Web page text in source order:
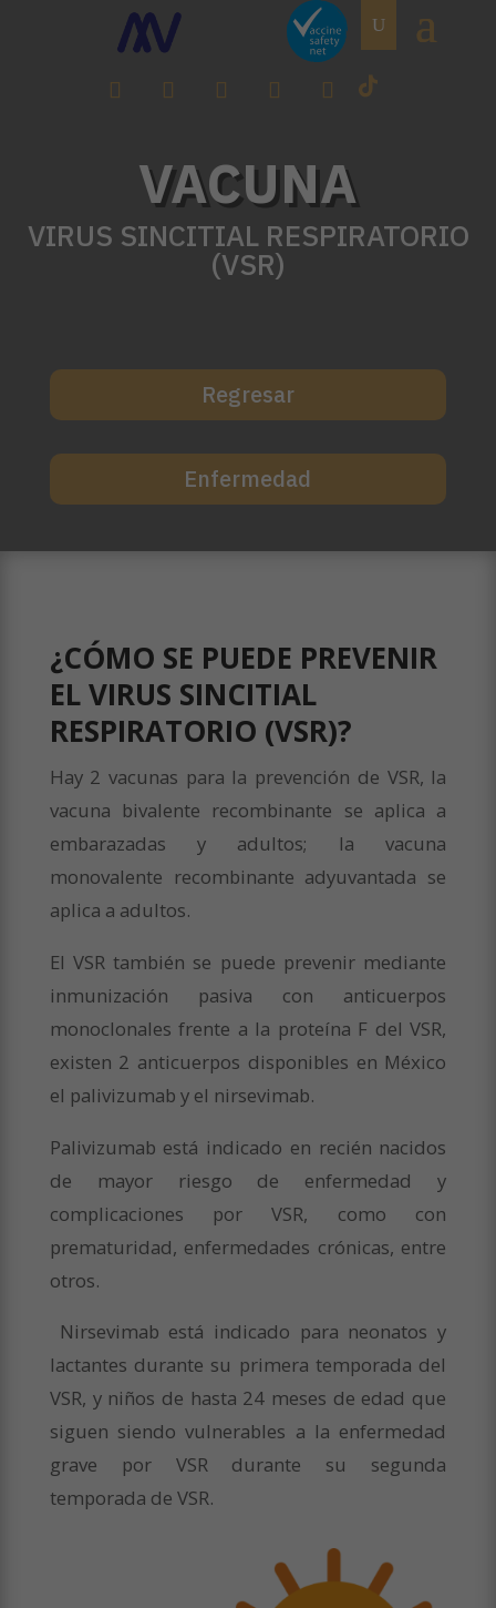
VACUNA
VIRUS SINCITIAL RESPIRATORIO
(VSR)
Regresar
Enfermedad
¿CÓMO SE PUEDE PREVENIR
EL VIRUS SINCITIAL
RESPIRATORIO (VSR)?
Hay 2 vacunas para la prevención de VSR, la
vacuna bivalente recombinante se aplica a
embarazadas y adultos; la vacuna
monovalente recombinante adyuvantada se
aplica a adultos.
El VSR también se puede prevenir mediante
inmunización pasiva con anticuerpos
monoclonales frente a la proteína F del VSR,
existen 2 anticuerpos disponibles en México
el palivizumab y el nirsevimab.
Palivizumab está indicado en recién nacidos
de mayor riesgo de enfermedad y
complicaciones por VSR, como con
prematuridad, enfermedades crónicas, entre
otros.
Nirsevimab está indicado para neonatos y
lactantes durante su primera temporada del
VSR, y niños de hasta 24 meses de edad que
siguen siendo vulnerables a la enfermedad
grave por VSR durante su segunda
temporada de VSR.